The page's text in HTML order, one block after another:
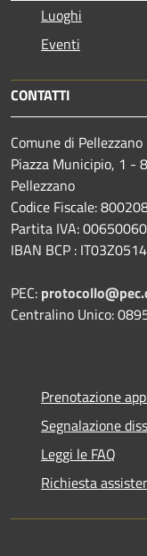
Luoghi
Eventi
CONTATTI
Comune di Pellezzano
Piazza Municipio, 1 -
Pellezzano
Codice Fiscale:
Partita IVA:
IBAN BCP :
PEC:
Centralino Unico:
Prenotazione
Segnalazione
Leggi le FAQ
Richiesta